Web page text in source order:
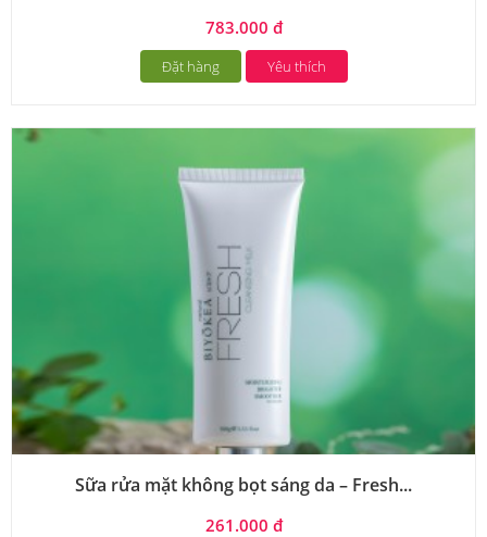
783.000 đ
Đặt hàng Yêu thích
Sữa rửa mặt không bọt sáng da – Fresh...
261.000 đ